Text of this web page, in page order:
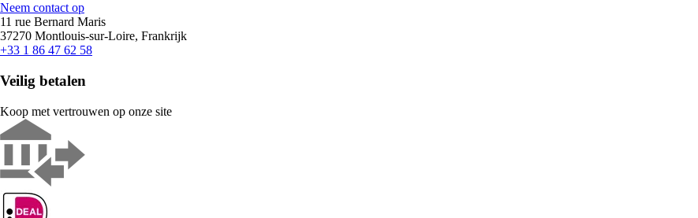
Neem contact op
11 rue Bernard Maris
37270 Montlouis-sur-Loire, Frankrijk
+33 1 86 47 62 58
Veilig betalen
Koop met vertrouwen op onze site